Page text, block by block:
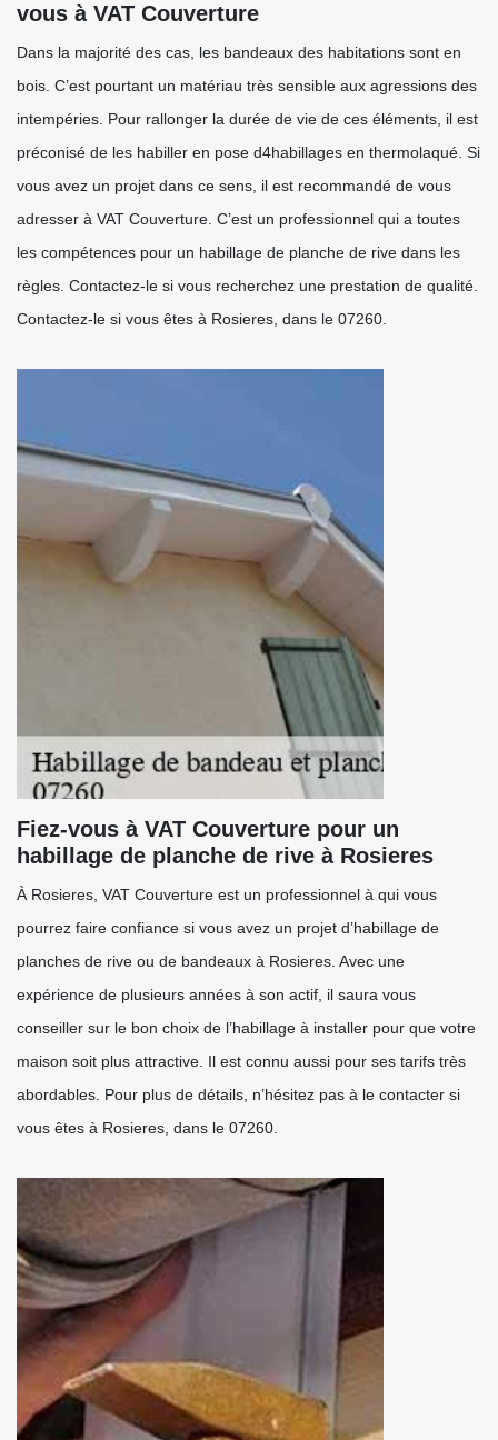
vous à VAT Couverture
Dans la majorité des cas, les bandeaux des habitations sont en
bois. C’est pourtant un matériau très sensible aux agressions des
intempéries. Pour rallonger la durée de vie de ces éléments, il est
préconisé de les habiller en pose d4habillages en thermolaqué. Si
vous avez un projet dans ce sens, il est recommandé de vous
adresser à VAT Couverture. C’est un professionnel qui a toutes
les compétences pour un habillage de planche de rive dans les
règles. Contactez-le si vous recherchez une prestation de qualité.
Contactez-le si vous êtes à Rosieres, dans le 07260.
Fiez-vous à VAT Couverture pour un
habillage de planche de rive à Rosieres
À Rosieres, VAT Couverture est un professionnel à qui vous
pourrez faire confiance si vous avez un projet d’habillage de
planches de rive ou de bandeaux à Rosieres. Avec une
expérience de plusieurs années à son actif, il saura vous
conseiller sur le bon choix de l’habillage à installer pour que votre
maison soit plus attractive. Il est connu aussi pour ses tarifs très
abordables. Pour plus de détails, n’hésitez pas à le contacter si
vous êtes à Rosieres, dans le 07260.